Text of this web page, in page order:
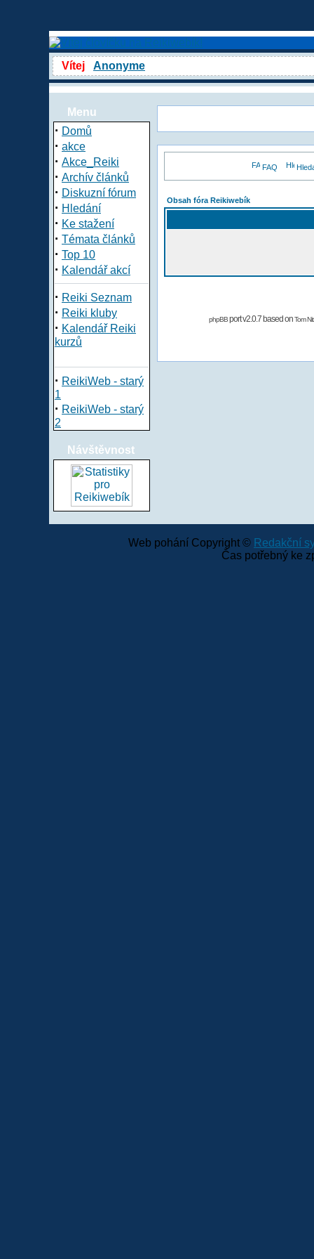
Vítej Anonyme
Menu
· Domů
· akce
· Akce_Reiki
· Archív článků
· Diskuzní fórum
· Hledání
· Ke stažení
· Témata článků
· Top 10
· Kalendář akcí
· Reiki Seznam
· Reiki kluby
· Kalendář Reiki
kurzů
· ReikiWeb - starý
1
· ReikiWeb - starý
2
Návštěvnost
FAQ
Obsah fóra Reikiwebík
phpBBport v2.0.7 based onTom
Web pohání Copyright © Redakční
Čas potřebný ke